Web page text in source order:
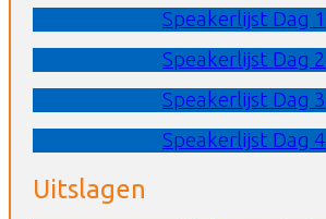
Speakerlijst Dag 1
Speakerlijst Dag 2
Speakerlijst Dag 3
Speakerlijst Dag 4
Uitslagen